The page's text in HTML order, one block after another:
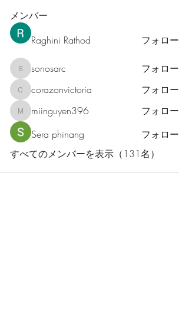
メンバー
Raghini Rathod フォロー
sonosarc
sonosarc フォロー
corazonvictoria
corazonvictoria フォロー
miinguyen396
miinguyen396
フォロー
Sera phinang
フォロー
すべてのメンバーを表示（131名）